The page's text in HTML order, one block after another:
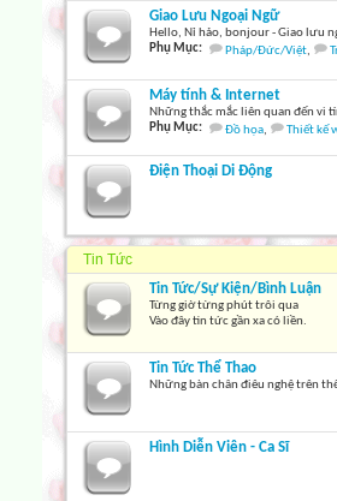
Giao Lưu Ngoại Ngữ
Hello, Nỉ hảo, bonjour - Giao lưu
Phụ Mục:
Pháp/Đức/Việt,
Máy tính & Internet
Những thắc mắc liên quan đến vi
Phụ Mục:
Đồ họa, Thiết kế
Điện Thoại Di Động
Tin Tức
Tin Tức/Sự Kiện/Bình Luận
Từng giờ từng phút trôi qua
Vào đây tin tức gần xa có liền.
Tin Tức Thể Thao
Những bàn chân điêu nghệ trên
Hình Diễn Viên - Ca Sĩ